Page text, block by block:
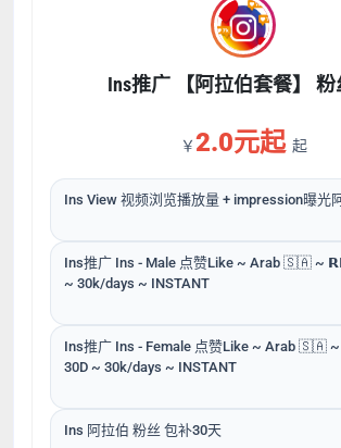
Ins推广 【
￥2.0元起 起
Ins View 视频浏览播放量 + impression曝光
Ins推广 Ins - Male 点赞Like ~ Arab 🇸🇦 ~
~ 30k/days ~ INSTANT
Ins推广 Ins - Female 点赞Like ~ Arab 🇸🇦
30D ~ 30k/days ~ INSTANT
Ins 阿拉伯 粉丝 包补30天